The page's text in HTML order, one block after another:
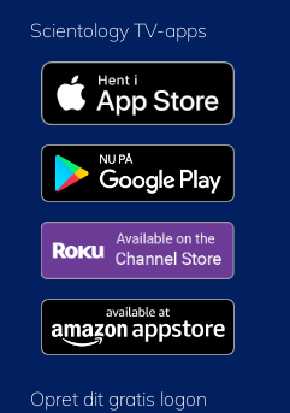
Scientology TV-apps
Opret dit gratis logon